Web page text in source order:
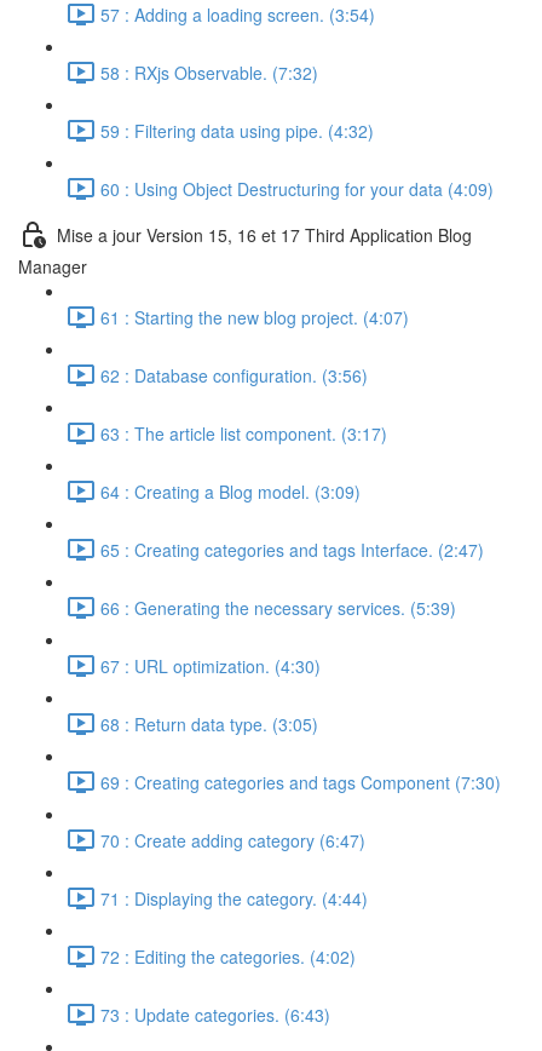
57 : Adding a loading screen. (3:54)
58 : RXjs Observable. (7:32)
59 : Filtering data using pipe. (4:32)
60 : Using Object Destructuring for your data (4:09)
Mise a jour Version 15, 16 et 17 Third Application Blog
Manager
61 : Starting the new blog project. (4:07)
62 : Database configuration. (3:56)
63 : The article list component. (3:17)
64 : Creating a Blog model. (3:09)
65 : Creating categories and tags Interface. (2:47)
66 : Generating the necessary services. (5:39)
67 : URL optimization. (4:30)
68 : Return data type. (3:05)
69 : Creating categories and tags Component (7:30)
70 : Create adding category (6:47)
71 : Displaying the category. (4:44)
72 : Editing the categories. (4:02)
73 : Update categories. (6:43)